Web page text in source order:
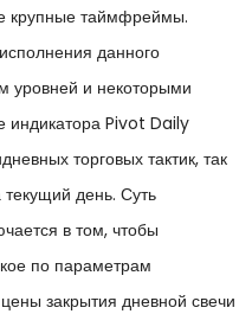
крупные таймфреймы.
данного
уровней и некоторыми
индикатора Pivot Daily
торговых тактик, так
текущий день. Суть
в том, чтобы
по параметрам
закрытия дневной свечи